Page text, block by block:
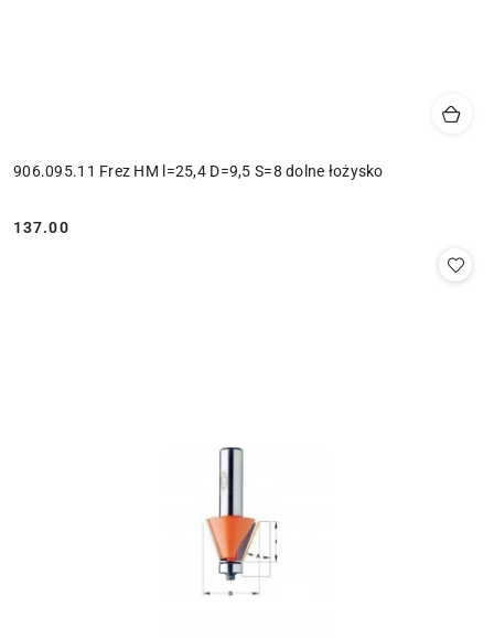
906.095.11 Frez HM l=25,4 D=9,5 S=8 dolne łożysko
Cena:
137.00